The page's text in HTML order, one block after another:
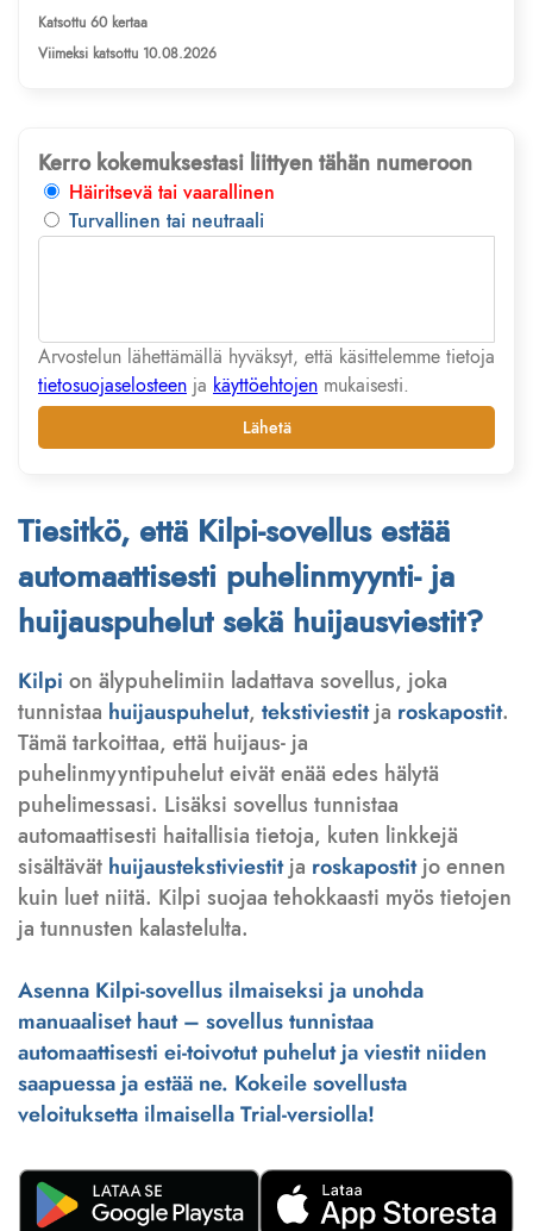
Katsottu 60 kertaa
Viimeksi katsottu 10.08.2026
Kerro kokemuksestasi liittyen tähän numeroon
Häiritsevä tai vaarallinen
Turvallinen tai neutraali
Arvostelun lähettämällä hyväksyt, että käsittelemme tietoja
tietosuojaselosteen ja käyttöehtojen mukaisesti.
Lähetä
Tiesitkö, että Kilpi-sovellus estää
automaattisesti puhelinmyynti- ja
huijauspuhelut sekä huijausviestit?
Kilpi on älypuhelimiin ladattava sovellus, joka
tunnistaa huijauspuhelut, tekstiviestitja roskapostit.
Tämä tarkoittaa, että huijaus- ja
puhelinmyyntipuhelut eivät enää edes hälytä
puhelimessasi. Lisäksi sovellus tunnistaa
automaattisesti haitallisia tietoja, kuten linkkejä
sisältävät huijaustekstiviestitja roskapostitjo ennen
kuin luet niitä. Kilpi suojaa tehokkaasti myös tietojen
ja tunnusten kalastelulta.
Asenna Kilpi-sovellus ilmaiseksi ja unohda
manuaaliset haut – sovellus tunnistaa
automaattisesti ei-toivotut puhelut ja viestit niiden
saapuessa ja estää ne. Kokeile sovellusta
veloituksetta ilmaisella Trial-versiolla!